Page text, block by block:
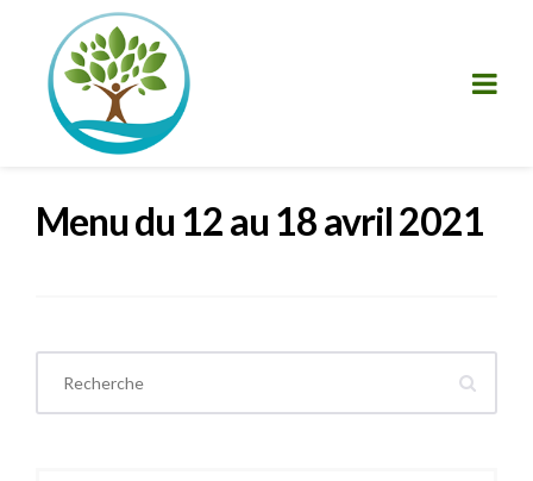
Menu du 12 au 18 avril 2021